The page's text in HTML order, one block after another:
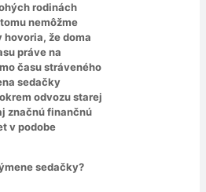
rodinách
nemôžme
že doma
práve na
času stráveného
sedačky
odvozu starej
značnú finančnú
v podobe
sedačky?